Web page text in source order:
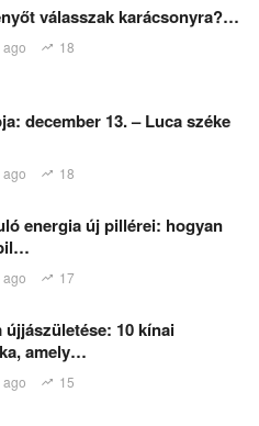
válasszak karácsonyra?…
18
december 13. – Luca széke
18
energia új pillérei: hogyan
17
újjászületése: 10 kínai
amely…
15